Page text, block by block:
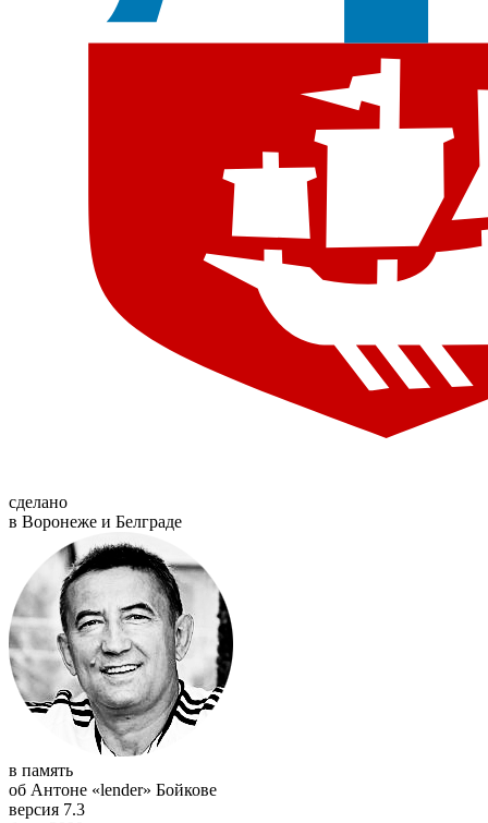
сделано
в Воронеже и Белграде
в память
об Антоне «lender» Бойкове
версия 7.3